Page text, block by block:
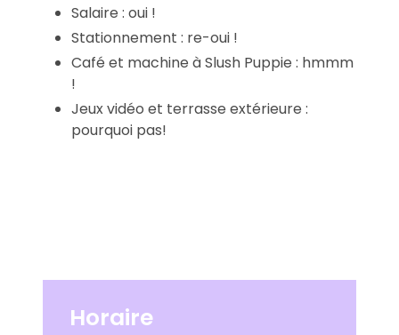
Salaire : oui !
Stationnement : re-oui !
Café et machine à Slush Puppie : hmmm
!
Jeux vidéo et terrasse extérieure :
pourquoi pas!
Horaire